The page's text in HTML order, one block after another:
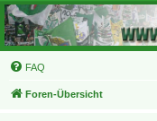
FAQ
Foren-Übersicht